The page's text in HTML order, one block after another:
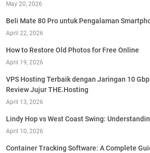
May 20, 2026
Beli Mate 80 Pro untuk Pengalaman
April 22, 2026
How to Restore Old Photos for Free Online
April 19, 2026
VPS Hosting Terbaik dengan Jaringan 10
Review Jujur THE.Hosting
April 13, 2026
Lindy Hop vs West Coast Swing:
April 10, 2026
Container Tracking Software: A Complete